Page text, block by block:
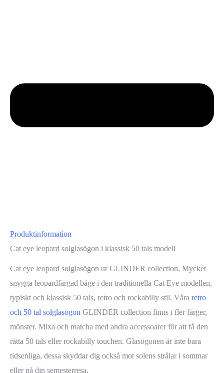
Produktinformation
Cat eye leopard solglasögon i klassisk 50 tals modell
Cat eye leopard solglasögon ur GLINDER collection, Mycket
snygga leopardfärgad båge i den traditionella Cat Eye modellen,
typiskt och klassisk 50 tals, retro och rockabilly stil. Våra retro
och 50 tal solglasögon GLINDER collection finns i fler färger,
mönster. Mixa och matcha med andra accessoarer för att få den
rätta 50 tals eller rockabilly touchen. Glasögonen är inte bara
tidsenliga, dessa skyddar dig också mot solens strålar i sommar
eller på din semesterresa.